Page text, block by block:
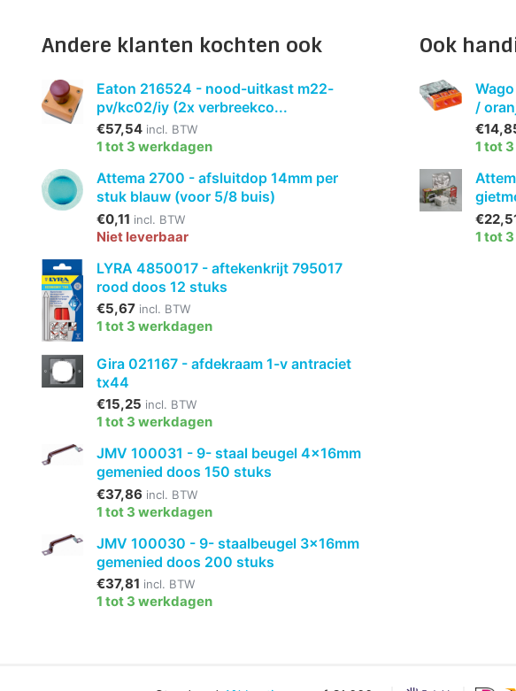
Andere klanten kochten ook
Eaton 216524 - nood-uitkast m22-
pv/kc02/iy (2x verbreekco...
€57,54 incl. BTW
1 tot 3 werkdagen
Attema 2700 - afsluitdop 14mm per
stuk blauw (voor 5/8 buis)
€0,11 incl. BTW
Niet leverbaar
LYRA 4850017 - aftekenkrijt 795017
rood doos 12 stuks
€5,67 incl. BTW
1 tot 3 werkdagen
Gira 021167 - afdekraam 1-v antraciet
tx44
€15,25 incl. BTW
1 tot 3 werkdagen
JMV 100031 - 9- staal beugel 4x16mm
gemenied doos 150 stuks
€37,86 incl. BTW
1 tot 3 werkdagen
JMV 100030 - 9- staalbeugel 3x16mm
gemenied doos 200 stuks
€37,81 incl. BTW
1 tot 3 werkdagen
Ook
/
1 tot
1 tot